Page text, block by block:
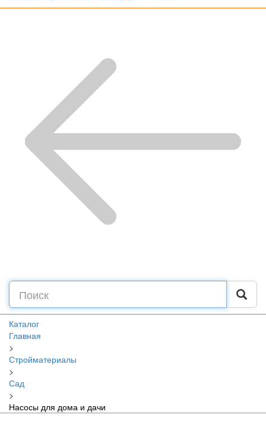
Каталог
Главная
>
Стройматериалы
>
Сад
>
Насосы для дома и дачи